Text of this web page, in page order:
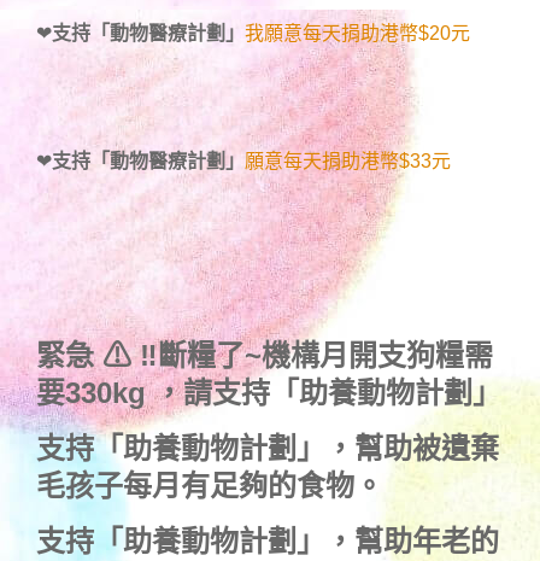
❤支持「動物醫療計劃」 我願意每天捐助港幣$20元
❤支持「動物醫療計劃」 願意每天捐助港幣$33元
緊急 ⚠ ‼斷糧了~機構月開支狗糧需
要330kg ，請支持「助養動物計劃」
支持「助養動物計劃」
，幫助被遺棄
毛孩子每月有足夠的食物。
支持 「助養動物計劃」 ，幫助年老的